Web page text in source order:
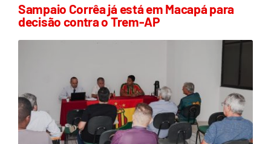
Sampaio Corrêa já está em Macapá para
decisão contra o Trem-AP